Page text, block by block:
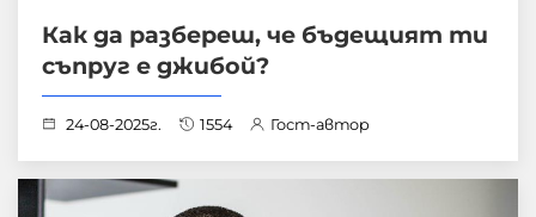
Как да разбереш, че бъдещият ти
съпруг е джибой?
24-08-2025г. 1554 Гост-автор